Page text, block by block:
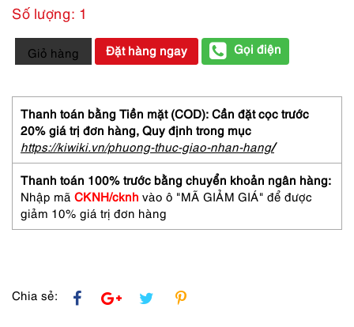
Số lượng: 1
4082-
Cặp
COACH
cloth
leather
business
bag-
Như
mới
số
Giỏ hàng Đặt hàng ngay Gọi điện
Thanh toán bằng Tiền mặt (COD): Cần đặt cọc trước
20% giá trị đơn hàng, Quy định trong mục
https://kiwiki.vn/phuong-thuc-giao-nhan-hang/
Thanh toán 100% trước bằng chuyển khoản ngân hàng:
Nhập mã CKNH/cknh vào ô "MÃ GIẢM GIÁ" để được
giảm 10% giá trị đơn hàng
Chia sẻ: